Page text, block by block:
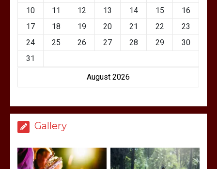
August 2026
10
11 12 13 14 15
16
17
18 19 20 21 22
23
24
25 26 27 28 29
30
31
Gallery